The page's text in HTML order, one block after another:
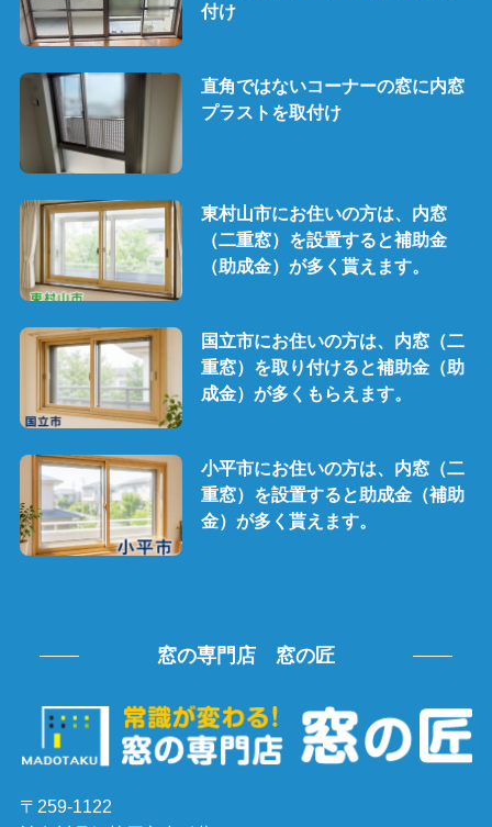
付け
直角ではないコーナーの窓に内窓
プラストを取付け
東村山市にお住いの方は、内窓
（二重窓）を設置すると補助金
（助成金）が多く貰えます。
国立市にお住いの方は、内窓（二
重窓）を取り付けると補助金（助
成金）が多くもらえます。
小平市にお住いの方は、内窓（二
重窓）を設置すると助成金（補助
金）が多く貰えます。
窓の専門店 窓の匠
〒259-1122